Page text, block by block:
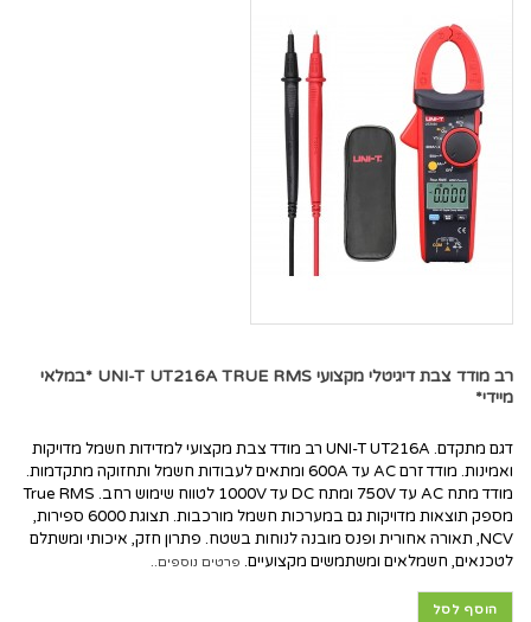
רב מודד צבת דיגיטלי מקצועי UNI-T UT216A TRUE RMS *במלאי
מיידי*
דגם מתקדם. UNI-T UT216A רב מודד צבת מקצועי למדידות חשמל מדויקות
ואמינות. מודד זרם AC עד 600A ומתאים לעבודות חשמל ותחזוקה מתקדמות.
מודד מתח AC עד 750V ומתח DC עד 1000V לטווח שימוש רחב. True RMS
מספק תוצאות מדויקות גם במערכות חשמל מורכבות. תצוגת 6000 ספירות,
NCV, תאורה אחורית ופנס מובנה לנוחות בשטח. פתרון חזק, איכותי ומשתלם
לטכנאים, חשמלאים ומשתמשים מקצועיים. פרטים נוספים..
הוסף לסל